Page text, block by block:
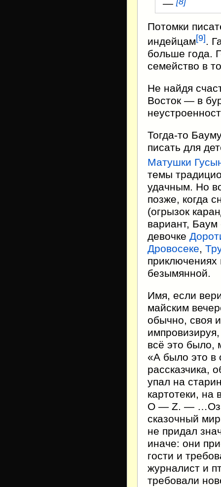
—
Потомки
индейцам[9].
больше года.
семейство в
Не найдя
Восток — в
Тогда-то
писать для
Матушки
темы
удачным. Но
позже, когда
(огрызок
вариант, Баум
девочке
Дровосеке,
безымянной.
Имя, если
майским
обычно, своя
всё это было,
«А было это в
рассказчика,
упал на
картотеки,
O — Z. —
сказочный
не придал
иначе: они
гости и
журналист и
требовали